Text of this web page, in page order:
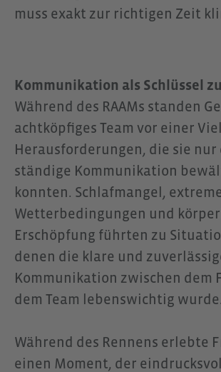
muss exakt zur richtigen Zeit
Kommunikation als Schlüssel
Während des RAAMs standen
achtköpfiges Team vor einer
Herausforderungen, die sie nur
ständige Kommunikation
konnten. Schlafmangel, extreme
Wetterbedingungen und
Erschöpfung führten zu
denen die klare und
Kommunikation zwischen dem
dem Team lebenswichtig wurde.
Während des Rennens erlebte
einen Moment, der